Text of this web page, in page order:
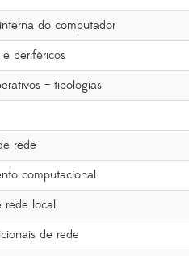
do computador
e periféricos
– tipologias
rede
computacional
rede local
de rede